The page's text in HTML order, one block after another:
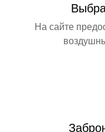
На сайте